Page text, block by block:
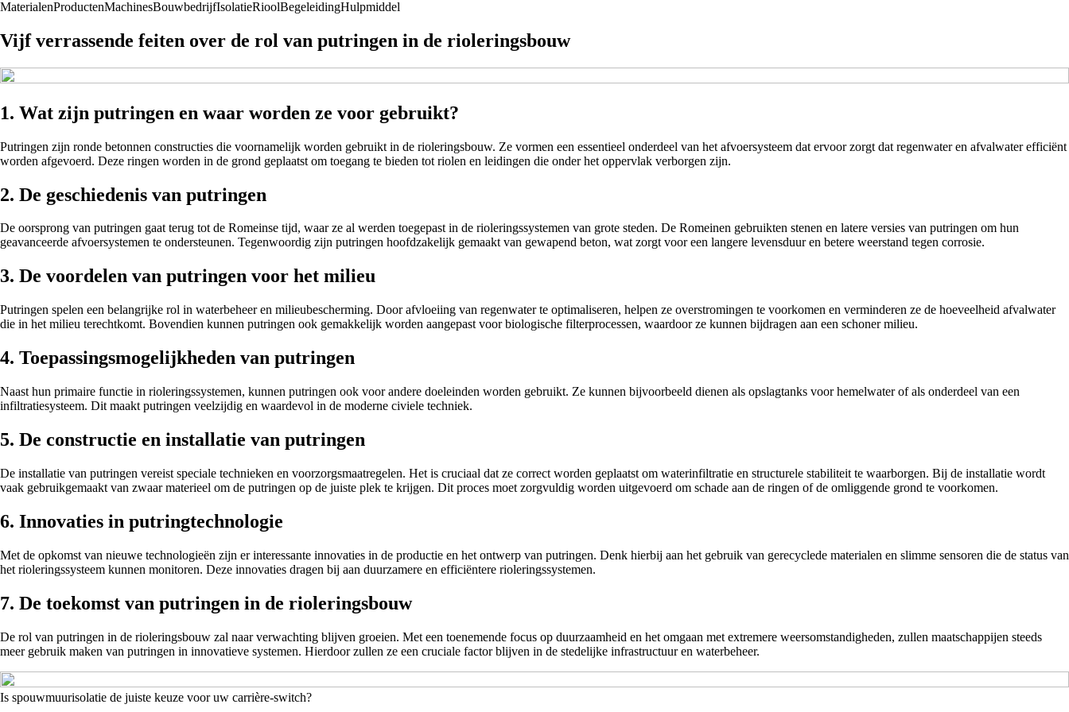
MaterialenProductenMachinesBouwbedrijfIsolatieRioolBegeleidingHulpmiddel
Vijf verrassende feiten over de rol van putringen in de rioleringsbouw
1. Wat zijn putringen en waar worden ze voor gebruikt?
Putringen zijn ronde betonnen constructies die voornamelijk worden gebruikt in de rioleringsbouw. Ze vormen een essentieel onderdeel van het afvoersysteem dat ervoor zorgt dat regenwater en afvalwater efficiënt
worden afgevoerd. Deze ringen worden in de grond geplaatst om toegang te bieden tot riolen en leidingen die onder het oppervlak verborgen zijn.
2. De geschiedenis van putringen
De oorsprong van putringen gaat terug tot de Romeinse tijd, waar ze al werden toegepast in de rioleringssystemen van grote steden. De Romeinen gebruikten stenen en latere versies van putringen om hun
geavanceerde afvoersystemen te ondersteunen. Tegenwoordig zijn putringen hoofdzakelijk gemaakt van gewapend beton, wat zorgt voor een langere levensduur en betere weerstand tegen corrosie.
3. De voordelen van putringen voor het milieu
Putringen spelen een belangrijke rol in waterbeheer en milieubescherming. Door afvloeiing van regenwater te optimaliseren, helpen ze overstromingen te voorkomen en verminderen ze de hoeveelheid afvalwater
die in het milieu terechtkomt. Bovendien kunnen putringen ook gemakkelijk worden aangepast voor biologische filterprocessen, waardoor ze kunnen bijdragen aan een schoner milieu.
4. Toepassingsmogelijkheden van putringen
Naast hun primaire functie in rioleringssystemen, kunnen putringen ook voor andere doeleinden worden gebruikt. Ze kunnen bijvoorbeeld dienen als opslagtanks voor hemelwater of als onderdeel van een
infiltratiesysteem. Dit maakt putringen veelzijdig en waardevol in de moderne civiele techniek.
5. De constructie en installatie van putringen
De installatie van putringen vereist speciale technieken en voorzorgsmaatregelen. Het is cruciaal dat ze correct worden geplaatst om waterinfiltratie en structurele stabiliteit te waarborgen. Bij de installatie wordt
vaak gebruikgemaakt van zwaar materieel om de putringen op de juiste plek te krijgen. Dit proces moet zorgvuldig worden uitgevoerd om schade aan de ringen of de omliggende grond te voorkomen.
6. Innovaties in putringtechnologie
Met de opkomst van nieuwe technologieën zijn er interessante innovaties in de productie en het ontwerp van putringen. Denk hierbij aan het gebruik van gerecyclede materialen en slimme sensoren die de status van
het rioleringssysteem kunnen monitoren. Deze innovaties dragen bij aan duurzamere en efficiëntere rioleringssystemen.
7. De toekomst van putringen in de rioleringsbouw
De rol van putringen in de rioleringsbouw zal naar verwachting blijven groeien. Met een toenemende focus op duurzaamheid en het omgaan met extremere weersomstandigheden, zullen maatschappijen steeds
meer gebruik maken van putringen in innovatieve systemen. Hierdoor zullen ze een cruciale factor blijven in de stedelijke infrastructuur en waterbeheer.
Is spouwmuurisolatie de juiste keuze voor uw carrière-switch?